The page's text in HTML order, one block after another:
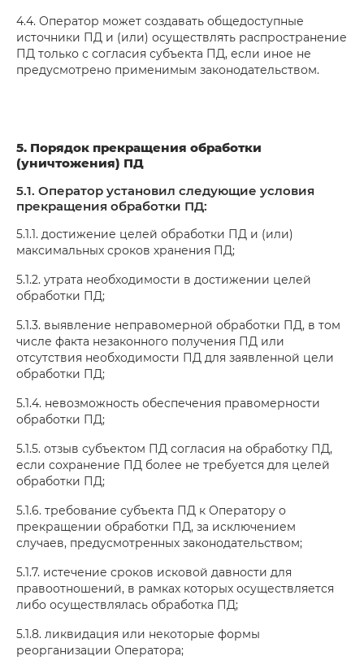
4.4. Оператор может создавать общедоступные
источники ПД и (или) осуществлять распространение
ПД только с согласия субъекта ПД, если иное не
предусмотрено применимым законодательством.
5. Порядок прекращения обработки
(уничтожения) ПД
5.1. Оператор установил следующие условия
прекращения обработки ПД:
5.1.1. достижение целей обработки ПД и (или)
максимальных сроков хранения ПД;
5.1.2. утрата необходимости в достижении целей
обработки ПД;
5.1.3. выявление неправомерной обработки ПД, в том
числе факта незаконного получения ПД или
отсутствия необходимости ПД для заявленной цели
обработки ПД;
5.1.4. невозможность обеспечения правомерности
обработки ПД;
5.1.5. отзыв субъектом ПД согласия на обработку ПД,
если сохранение ПД более не требуется для целей
обработки ПД;
5.1.6. требование субъекта ПД к Оператору о
прекращении обработки ПД, за исключением
случаев, предусмотренных законодательством;
5.1.7. истечение сроков исковой давности для
правоотношений, в рамках которых осуществляется
либо осуществлялась обработка ПД;
5.1.8. ликвидация или некоторые формы
реорганизации Оператора;